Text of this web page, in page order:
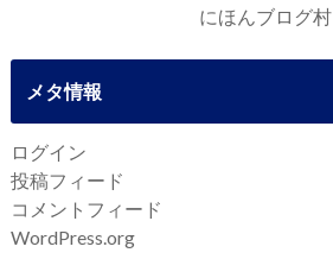
にほんブログ村
メタ情報
ログイン
投稿フィード
コメントフィード
WordPress.org